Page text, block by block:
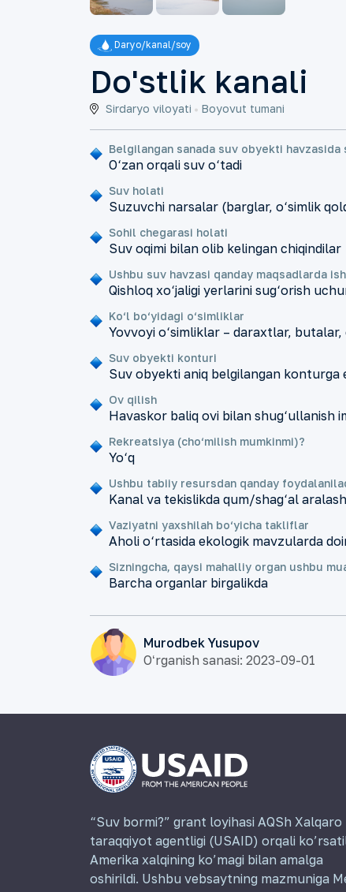
Daryo/kanal/soy
Do'stlik kanali
Sirdaryo viloyati Boyovut tumani
Belgilangan sanada suv obyekti havzasida
O‘zan orqali suv o‘tadi
Suv holati
Suzuvchi narsalar (barglar, o‘simlik
Sohil chegarasi holati
Suv oqimi bilan olib kelingan chiqindilar
Ushbu suv havzasi qanday maqsadlarda
Qishloq xo‘jaligi yerlarini sug‘orish
Ko‘l bo‘yidagi o‘simliklar
Yovvoyi o‘simliklar – daraxtlar, butalar,
Suv obyekti konturi
Suv obyekti aniq belgilangan konturga
Ov qilish
Havaskor baliq ovi bilan shug‘ullanish
Rekreatsiya (cho‘milish mumkinmi)?
Yo‘q
Ushbu tabiiy resursdan qanday
Kanal va tekislikda qum/shag‘al
Vaziyatni yaxshilah bo‘yicha takliflar
Aholi o‘rtasida ekologik mavzularda
Sizningcha, qaysi mahalliy organ ushbu
Barcha organlar birgalikda
Murodbek Yusupov
Oʻrganish sanasi: 2023-09-01
“Suv bormi?” grant loyihasi AQSh Xalqaro
taraqqiyot agentligi (USAID) orqali
Amerika xalqining ko’magi bilan amalga
oshirildi. Ushbu vebsaytning mazmuniga